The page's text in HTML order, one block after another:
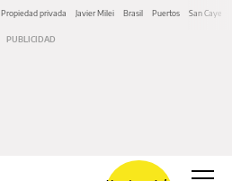
Propiedad privada Javier Milei Brasil Puertos San